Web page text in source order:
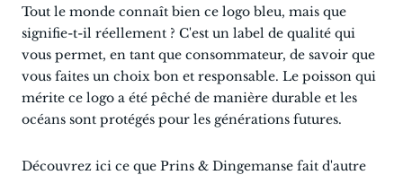
Tout le monde connaît bien ce logo bleu, mais que
signifie-t-il réellement ? C'est un label de qualité qui
vous permet, en tant que consommateur, de savoir que
vous faites un choix bon et responsable. Le poisson qui
mérite ce logo a été pêché de manière durable et les
océans sont protégés pour les générations futures.
Découvrez ici ce que Prins & Dingemanse fait d'autre